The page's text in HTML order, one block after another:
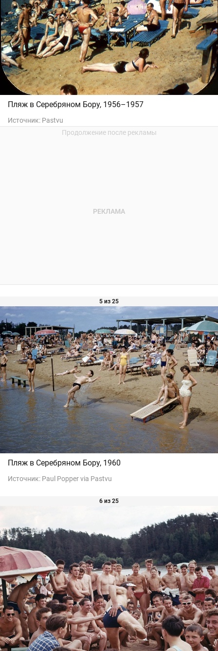
Пляж в Серебряном Бору, 1956–1957
Источник: Pastvu
5 из 25
Пляж в Серебряном Бору, 1960
Источник: Paul Popper via Pastvu
6 из 25